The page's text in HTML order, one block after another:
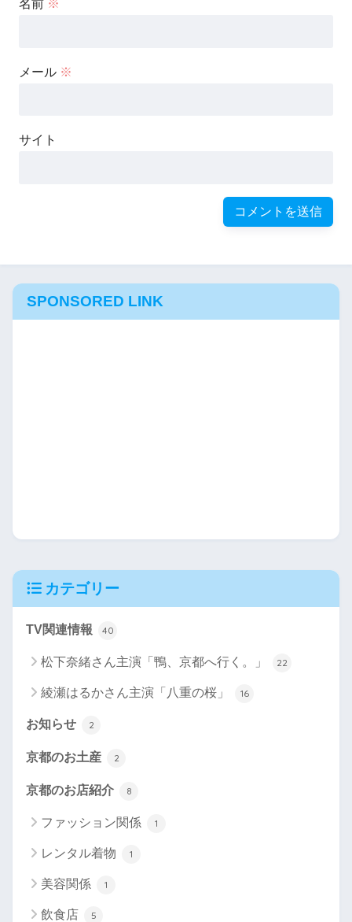
名前 ※
メール ※
サイト
SPONSORED LINK
カテゴリー
TV関連情報 40
松下奈緒さん主演「鴨、京都へ行く。」 22
綾瀬はるかさん主演「八重の桜」 16
お知らせ 2
京都のお土産 2
京都のお店紹介 8
ファッション関係 1
レンタル着物 1
美容関係 1
飲食店 5